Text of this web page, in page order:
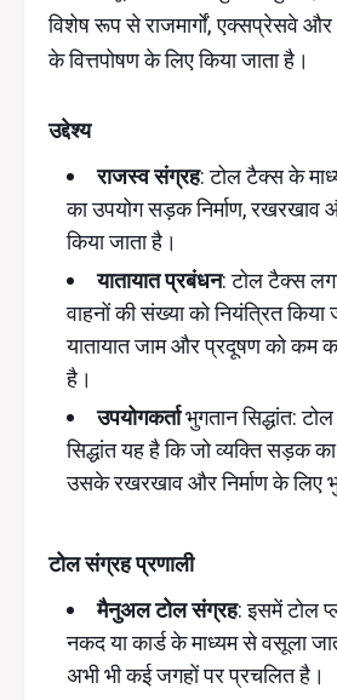
विशेष रूप से राजमार्गों, एक्सप्रेसवे
के वित्तपोषण के लिए किया जाता है।
उद्देश्य
राजस्व संग्रह: टोल टैक्स के
का उपयोग सड़क निर्माण, रखरखाव
किया जाता है।
यातायात प्रबंधन: टोल टैक्स
वाहनों की संख्या को नियंत्रित
यातायात जाम और प्रदूषण को कम
है।
उपयोगकर्ताभुगतान सिद्धांत:
सिद्धांत यह है कि जो व्यक्ति सड़क
उसके रखरखाव और निर्माण के लिए
टोल संग्रह प्रणाली
मैनुअल टोल संग्रह: इसमें टोल
नकद या कार्ड के माध्यम से वसूला
अभी भी कई जगहों पर प्रचलित है।